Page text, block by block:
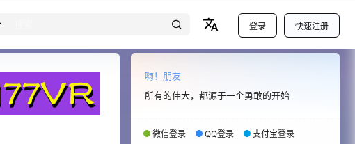
登录 快速注册
嗨！朋友
所有的伟大，都源于一个勇敢的开始
微信登录 QQ登录 支付宝登录